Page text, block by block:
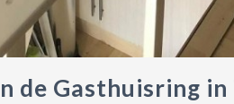
de Gasthuisring